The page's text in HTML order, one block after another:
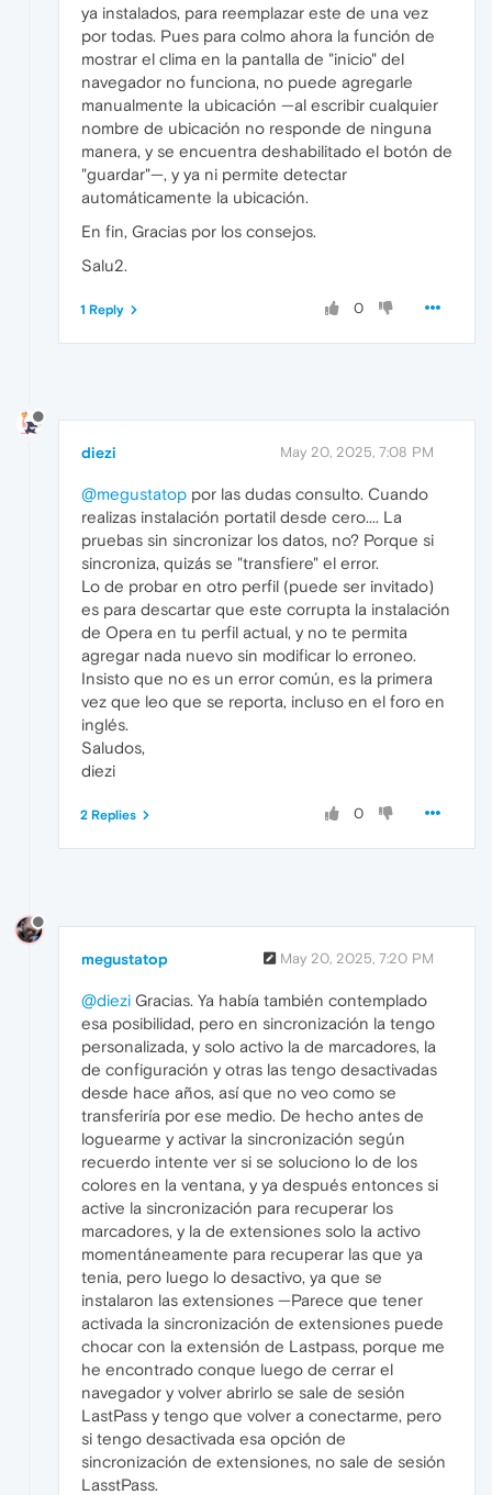
ya instalados, para reemplazar este de una vez
por todas. Pues para colmo ahora la función de
mostrar el clima en la pantalla de "inicio" del
navegador no funciona, no puede agregarle
manualmente la ubicación —al escribir cualquier
nombre de ubicación no responde de ninguna
manera, y se encuentra deshabilitado el botón de
"guardar"—, y ya ni permite detectar
automáticamente la ubicación.
En fin, Gracias por los consejos.
Salu2.
0
1 Reply
diezi May 20, 2025, 7:08 PM
@megustatop por las dudas consulto. Cuando
realizas instalación portatil desde cero.... La
pruebas sin sincronizar los datos, no? Porque si
sincroniza, quizás se "transfiere" el error.
Lo de probar en otro perfil (puede ser invitado)
es para descartar que este corrupta la instalación
de Opera en tu perfil actual, y no te permita
agregar nada nuevo sin modificar lo erroneo.
Insisto que no es un error común, es la primera
vez que leo que se reporta, incluso en el foro en
inglés.
Saludos,
diezi
0
2 Replies
megustatop May 20, 2025, 7:20 PM
@diezi Gracias. Ya había también contemplado
esa posibilidad, pero en sincronización la tengo
personalizada, y solo activo la de marcadores, la
de configuración y otras las tengo desactivadas
desde hace años, así que no veo como se
transferiría por ese medio. De hecho antes de
loguearme y activar la sincronización según
recuerdo intente ver si se soluciono lo de los
colores en la ventana, y ya después entonces si
active la sincronización para recuperar los
marcadores, y la de extensiones solo la activo
momentáneamente para recuperar las que ya
tenia, pero luego lo desactivo, ya que se
instalaron las extensiones —Parece que tener
activada la sincronización de extensiones puede
chocar con la extensión de Lastpass, porque me
he encontrado conque luego de cerrar el
navegador y volver abrirlo se sale de sesión
LastPass y tengo que volver a conectarme, pero
si tengo desactivada esa opción de
sincronización de extensiones, no sale de sesión
LasstPass.